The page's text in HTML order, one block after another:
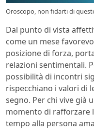
Oroscopo, non fidarti di
Dal punto di vista
come un mese
posizione di forza,
relazioni sentimentali.
possibilità di incontri
rispecchiano i valori di
segno. Per chi vive già
momento di rafforzare
tempo alla persona